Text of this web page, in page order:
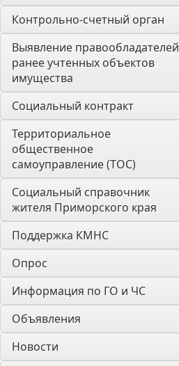
Контрольно-счетный орган
Выявление правообладателей
ранее учтенных объектов
имущества
Социальный контракт
Территориальное
общественное
самоуправление (ТОС)
Социальный справочник
жителя Приморского края
Поддержка КМНС
Опрос
Информация по ГО и ЧС
Объявления
Новости